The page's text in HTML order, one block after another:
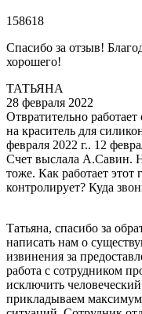
158618
Спасибо за отзыв!
хорошего!
ТАТЬЯНА
28 февраля 2022
Отвратительно
на краситель для
февраля 2022 г.. 12
Счет выслала А.Савин.
тоже. Как работает этот
контролирует? Куда
Татьяна, спасибо за
написать нам о
извинения за
работа с сотрудником
исключить
прикладываем